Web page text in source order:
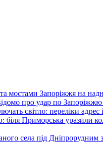
мостами Запоріжжя на
про удар по Запоріжжю
світло: переліки адрес
біля Приморська уразили
села під